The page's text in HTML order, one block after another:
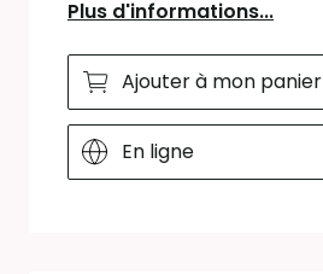
Plus d'informations...
Ajouter à mon panier
En ligne